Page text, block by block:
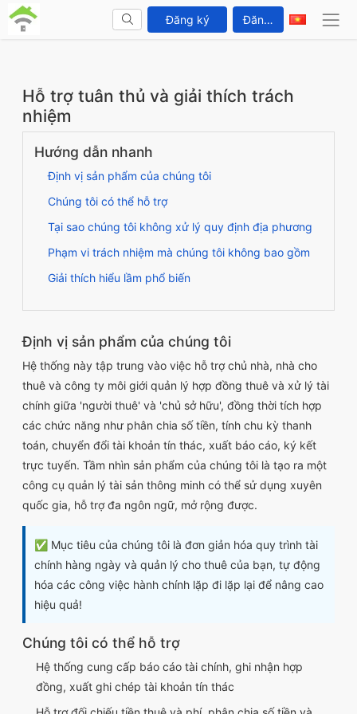
Đăng ký Đăng nhập
Hỗ trợ tuân thủ và giải thích trách
nhiệm
Hướng dẫn nhanh
Định vị sản phẩm của chúng tôi
Chúng tôi có thể hỗ trợ
Tại sao chúng tôi không xử lý quy định địa phương
Phạm vi trách nhiệm mà chúng tôi không bao gồm
Giải thích hiểu lầm phổ biến
Định vị sản phẩm của chúng tôi
Hệ thống này tập trung vào việc hỗ trợ chủ nhà, nhà cho
thuê và công ty môi giới quản lý hợp đồng thuê và xử lý tài
chính giữa 'người thuê' và 'chủ sở hữu', đồng thời tích hợp
các chức năng như phân chia số tiền, tính chu kỳ thanh
toán, chuyển đổi tài khoản tín thác, xuất báo cáo, ký kết
trực tuyến. Tầm nhìn sản phẩm của chúng tôi là tạo ra một
công cụ quản lý tài sản thông minh có thể sử dụng xuyên
quốc gia, hỗ trợ đa ngôn ngữ, mở rộng được.
✅ Mục tiêu của chúng tôi là đơn giản hóa quy trình tài
chính hàng ngày và quản lý cho thuê của bạn, tự động
hóa các công việc hành chính lặp đi lặp lại để nâng cao
hiệu quả!
Chúng tôi có thể hỗ trợ
Hệ thống cung cấp báo cáo tài chính, ghi nhận hợp
đồng, xuất ghi chép tài khoản tín thác